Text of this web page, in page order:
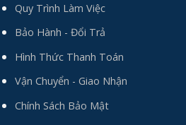
Quy Trình Làm Việc
Bảo Hành - Đổi Trả
Hình Thức Thanh Toán
Vận Chuyển - Giao Nhận
Chính Sách Bảo Mật